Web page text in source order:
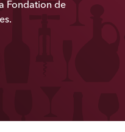
Fondation de